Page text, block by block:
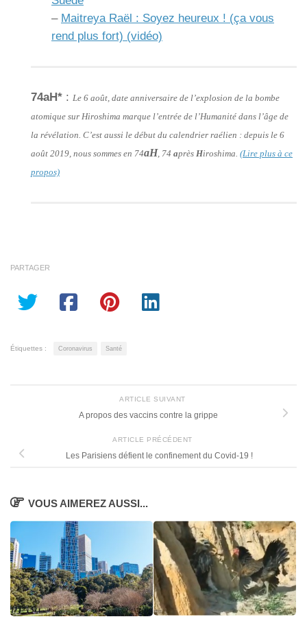
– Maitreya Raël : Soyez heureux ! (ça vous
rend plus fort) (vidéo)
74aH* : Le 6 août, date anniversaire de l’explosion de la bombe
atomique sur Hiroshima marque l’entrée de l’Humanité dans l’âge de
la révélation. C’est aussi le début du calendrier raélien : depuis le 6
août 2019, nous sommes en 74aH, 74 après Hiroshima. (Lire plus à ce
propos)
PARTAGER
Étiquettes : Coronavirus Santé
ARTICLE SUIVANT
A propos des vaccins contre la grippe
ARTICLE PRÉCÉDENT
Les Parisiens défient le confinement du Covid-19 !
VOUS AIMEREZ AUSSI...